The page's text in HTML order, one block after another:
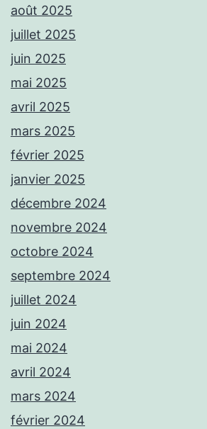
août 2025
juillet 2025
juin 2025
mai 2025
avril 2025
mars 2025
février 2025
janvier 2025
décembre 2024
novembre 2024
octobre 2024
septembre 2024
juillet 2024
juin 2024
mai 2024
avril 2024
mars 2024
février 2024